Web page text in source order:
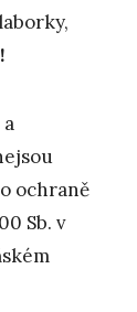
ochraně
Sb. v